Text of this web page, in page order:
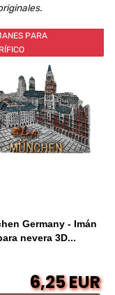
PARA
Germany - Imán
nevera 3D...
6,25 EUR